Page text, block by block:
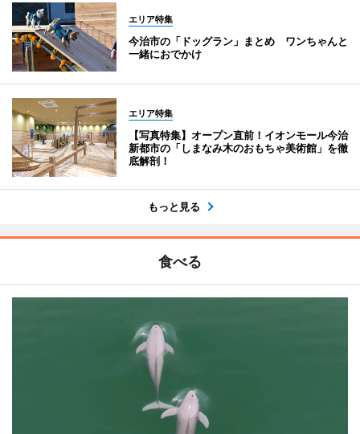
エリア特集
今治市の「ドッグラン」まとめ ワンちゃんと
一緒におでかけ
エリア特集
【写真特集】オープン直前！イオンモール今治
新都市の「しまなみ木のおもちゃ美術館」を徹
底解剖！
もっと見る
食べる